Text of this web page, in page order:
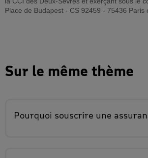
Place de Budapest - CS 92459 - 75436 Paris
Sur le même thème
Pourquoi souscrire une